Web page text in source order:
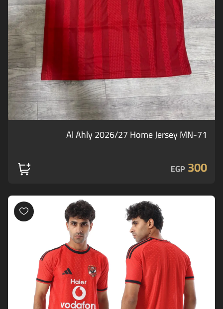
Al Ahly 2026/27 Home Jersey MN-71
300
EGP